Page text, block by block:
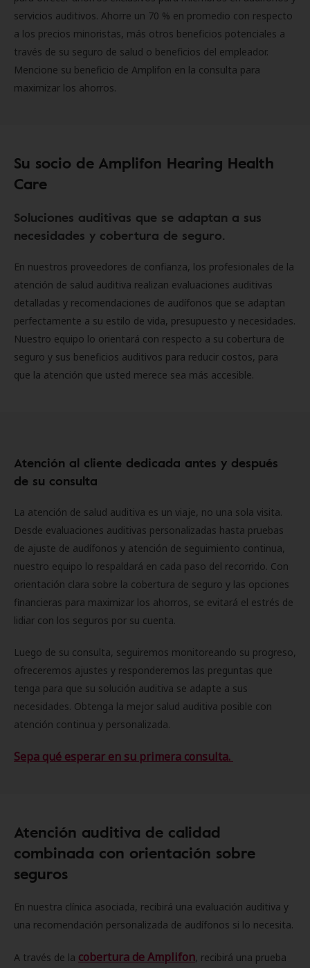
servicios auditivos. Ahorre un 70 % en promedio con respecto
a los precios minoristas, más otros beneficios potenciales a
través de su seguro de salud o beneficios del empleador.
Mencione su beneficio de Amplifon en la consulta para
maximizar los ahorros.
Su socio de Amplifon Hearing Health
Care
Soluciones auditivas que se adaptan a sus
necesidades y cobertura de seguro.
En nuestros proveedores de confianza, los profesionales de la
atención de salud auditiva realizan evaluaciones auditivas
detalladas y recomendaciones de audífonos que se adaptan
perfectamente a su estilo de vida, presupuesto y necesidades.
Nuestro equipo lo orientará con respecto a su cobertura de
seguro y sus beneficios auditivos para reducir costos, para
que la atención que usted merece sea más accesible.
Atención al cliente dedicada antes y después
de su consulta
La atención de salud auditiva es un viaje, no una sola visita.
Desde evaluaciones auditivas personalizadas hasta pruebas
de ajuste de audífonos y atención de seguimiento continua,
nuestro equipo lo respaldará en cada paso del recorrido. Con
orientación clara sobre la cobertura de seguro y las opciones
financieras para maximizar los ahorros, se evitará el estrés de
lidiar con los seguros por su cuenta.
Luego de su consulta, seguiremos monitoreando su progreso,
ofreceremos ajustes y responderemos las preguntas que
tenga para que su solución auditiva se adapte a sus
necesidades. Obtenga la mejor salud auditiva posible con
atención continua y personalizada.
Sepa qué esperar en su primera consulta.
Atención auditiva de calidad
combinada con orientación sobre
seguros
En nuestra clínica asociada, recibirá una evaluación auditiva y
una recomendación personalizada de audífonos si lo necesita.
A través de la cobertura de Amplifon, recibirá una prueba